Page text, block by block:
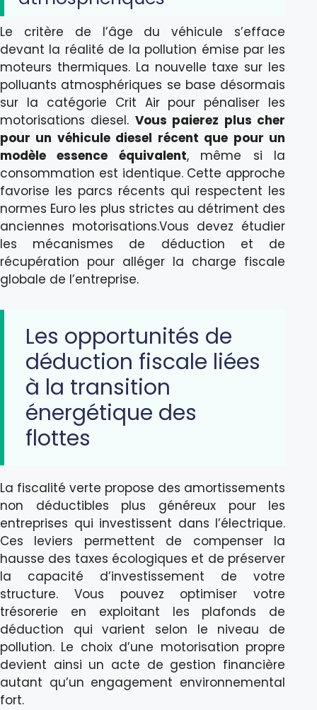
Le critère de l’âge du véhicule s’efface
devant la réalité de la pollution émise par les
moteurs thermiques. La nouvelle taxe sur les
polluants atmosphériques se base désormais
sur la catégorie Crit Air pour pénaliser les
motorisations diesel. Vous paierez plus cher
pour un véhicule diesel récent que pour un
modèle essence équivalent, même si la
consommation est identique. Cette approche
favorise les parcs récents qui respectent les
normes Euro les plus strictes au détriment des
anciennes motorisations.Vous devez étudier
les mécanismes de déduction et de
récupération pour alléger la charge fiscale
globale de l’entreprise.
Les opportunités de
déduction fiscale liées
à la transition
énergétique des
flottes
La fiscalité verte propose des amortissements
non déductibles plus généreux pour les
entreprises qui investissent dans l’électrique.
Ces leviers permettent de compenser la
hausse des taxes écologiques et de préserver
la capacité d’investissement de votre
structure. Vous pouvez optimiser votre
trésorerie en exploitant les plafonds de
déduction qui varient selon le niveau de
pollution. Le choix d’une motorisation propre
devient ainsi un acte de gestion financière
autant qu’un engagement environnemental
fort.